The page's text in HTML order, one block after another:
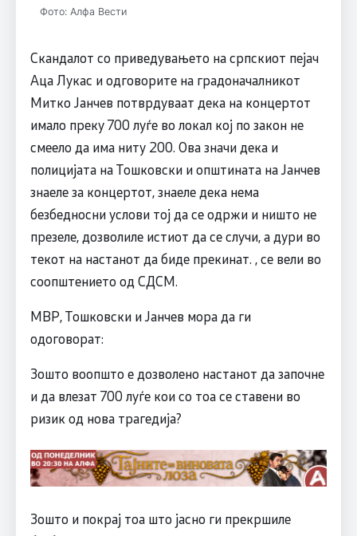
Фото: Алфа Вести
Скандалот со приведувањето на српскиот пејач
Аца Лукас и одговорите на градоначалникот
Митко Јанчев потврдуваат дека на концертот
имало преку 700 луѓе во локал кој по закон не
смеело да има ниту 200. Ова значи дека и
полицијата на Тошковски и општината на Јанчев
знаеле за концертот, знаеле дека нема
безбедносни услови тој да се одржи и ништо не
презеле, дозволиле истиот да се случи, а дури во
текот на настанот да биде прекинат. , се вели во
соопштението од СДСМ.
МВР, Тошковски и Јанчев мора да ги
одоговорат:
Зошто воопшто е дозволено настанот да започне
и да влезат 700 луѓе кои со тоа се ставени во
ризик од нова трагедија?
Зошто и покрај тоа што јасно ги прекршиле